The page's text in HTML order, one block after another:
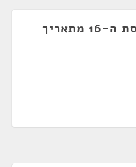
ישיבת ועדה של הכנסת ה-16 מתאריך